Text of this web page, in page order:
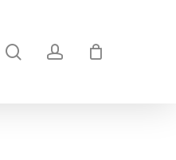
searchaccount